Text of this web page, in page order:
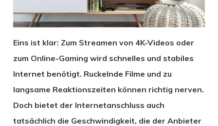
Eins ist klar: Zum Streamen von 4K-Videos oder
zum Online-Gaming wird schnelles und stabiles
Internet benötigt. Ruckelnde Filme und zu
langsame Reaktionszeiten können richtig nerven.
Doch bietet der Internetanschluss auch
tatsächlich die Geschwindigkeit, die der Anbieter